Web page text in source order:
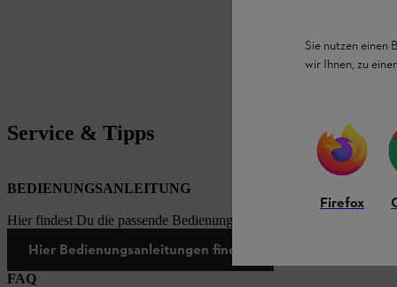
Service & Tipps
BEDIENUNGSANLEITUNG
Hier findest Du die passende Bedienungsanleitungen zu unseren
Hier Bedienungsanleitungen finden
FAQ
Sie nutzen einen
wir Ihnen, zu
Firefox